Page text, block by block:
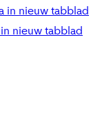
in nieuw tabblad
nieuw tabblad